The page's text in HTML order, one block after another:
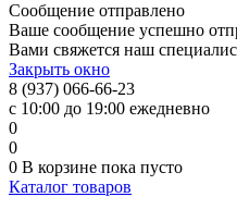
Сообщение отправлено
Ваше сообщение успешно
Вами свяжется наш
Закрыть окно
8 (937) 066-66-23
с 10:00 до 19:00 ежедневно
0
0
0 В корзине пока пусто
Каталог товаров